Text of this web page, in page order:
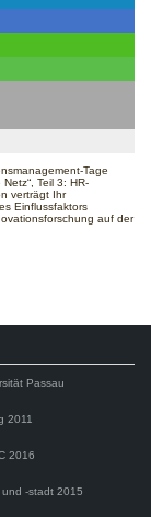
Tage
Teil 3: HR-
verträgt Ihr
Einflussfaktors
auf der
Passau
2011
2016
-stadt 2015